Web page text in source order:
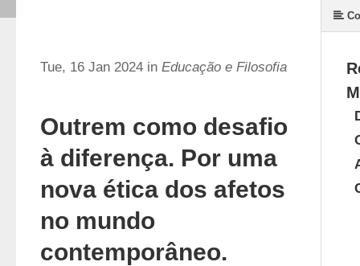
Tue, 16 Jan 2024 in Educação e Filosofia
Outrem como desafio
à diferença. Por uma
nova ética dos afetos
no mundo
contemporâneo.